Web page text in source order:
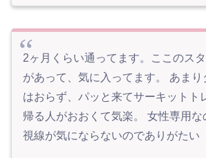
2ヶ月くらい通ってます。ここのス
があって、気に入ってます。 あまり
はおらず、パッと来てサーキットト
帰る人がおおくて気楽。 女性専用
視線が気にならないのでありがたい